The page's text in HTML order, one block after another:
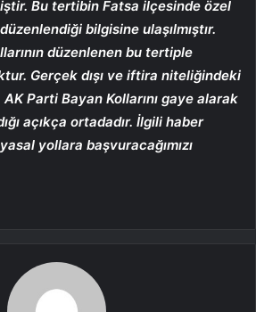
Bu tertibin Fatsa ilçesinde özel
bilgisine ulaşılmıştır.
düzenlenen bu tertiple
Gerçek dışı ve iftira niteliğindeki
Parti Bayan Kollarını gaye alarak
açıkça ortadadır. İlgili haber
yollara başvuracağımızı